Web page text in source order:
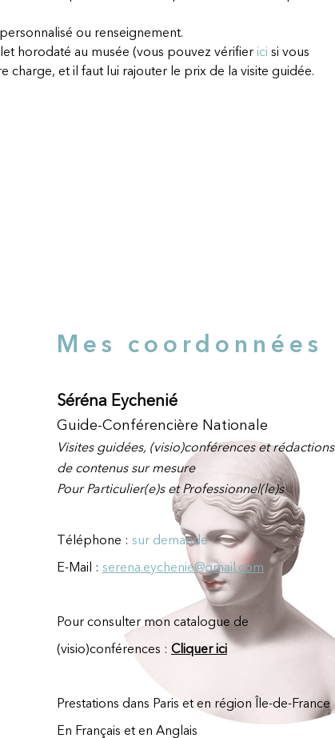
ou renseignement.
horodaté au musée (vous pouvez vérifier ici si vous
charge, et il faut lui rajouter le prix de la visite guidée.
Mes coordonnées
Séréna Eychenié
Guide-Conférencière Nationale
Visitesguidées, (visio)conférenceset rédactions
de contenus sur mesure
Pour Particulier(e)s et Professionnel(le)s
Téléphone : sur demande
E-Mail : serena.eychenie@gmail.com
Pour consulter mon catalogue de
(visio)conférences : ​ Cliquer ici
Prestations dans Paris et en région Île-de-France
En Français et en Anglais